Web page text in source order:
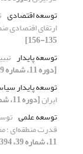
توسعه اقتصادی
ارتقای اقتصادی
135-156]
توسعه پایدار
[دوره 11، شماره 39، 1394، صفحه 33-58]
توسعه پایدار
ایران[دوره 11، شماره 39، 1394، صفحه 33-58]
توسعه علمی
قدرت منطقه‌ای ؛
11، شماره 39، 1394، صفحه 59-83]